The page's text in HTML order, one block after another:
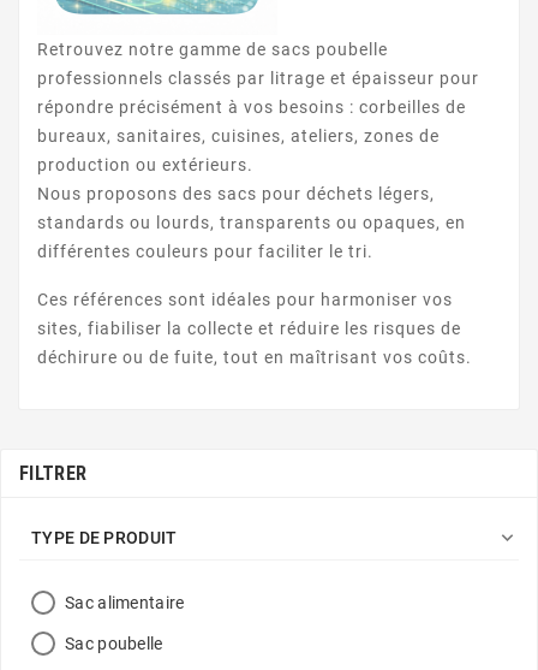
Retrouvez notre gamme de sacs poubelle
professionnels classés par litrage et épaisseur pour
répondre précisément à vos besoins : corbeilles de
bureaux, sanitaires, cuisines, ateliers, zones de
production ou extérieurs.
Nous proposons des sacs pour déchets légers,
standards ou lourds, transparents ou opaques, en
différentes couleurs pour faciliter le tri.
Ces références sont idéales pour harmoniser vos
sites, fiabiliser la collecte et réduire les risques de
déchirure ou de fuite, tout en maîtrisant vos coûts.
FILTRER
TYPE DE PRODUIT 
Sac alimentaire
Sac poubelle